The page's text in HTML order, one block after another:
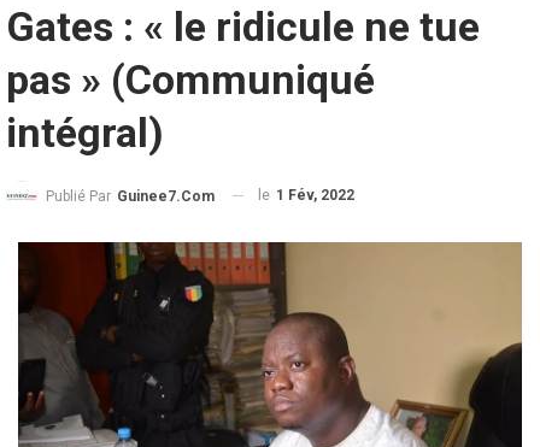
Gates : « le ridicule ne tue
pas » (Communiqué
intégral)
Publié Par Guinee7.com le 1 Fév, 2022